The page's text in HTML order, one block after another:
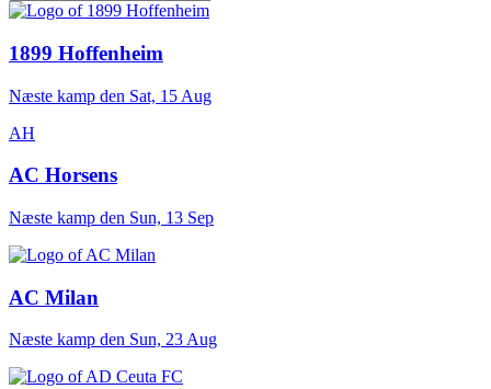
1899 Hoffenheim
Næste kamp den Sat, 15 Aug
AH
AC Horsens
Næste kamp den Sun, 13 Sep
AC Milan
Næste kamp den Sun, 23 Aug